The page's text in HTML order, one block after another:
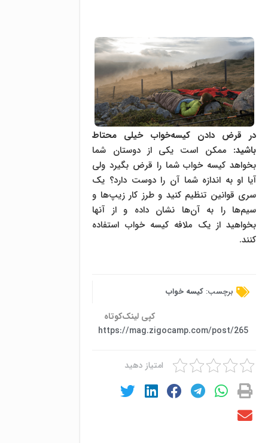
در قرض دادن کیسه‌خواب خیلی محتاط
باشید: ممکن است یکی از دوستان شما
بخواهد کیسه خواب شما را قرض بگیرد ولی
آیا او به اندازه شما آن را دوست دارد؟ یک
سری قوانین تنظیم کنید و طرز کار زیپ‌ها و
سیم‌ها را به آن‌ها نشان داده و از آنها
بخواهید از یک ملافه کیسه خواب استفاده
کنند.
برچسب: کیسه خواب
کپی لینک‌کوتاه
https://mag.zigocamp.com/post/265
امتیاز دهید